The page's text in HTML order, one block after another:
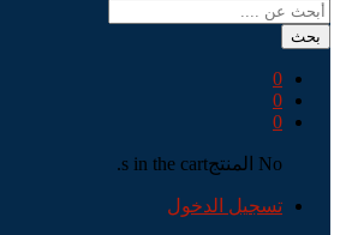
بحث
0
0
0
No المنتجs in the cart.
تسجيل الدخول